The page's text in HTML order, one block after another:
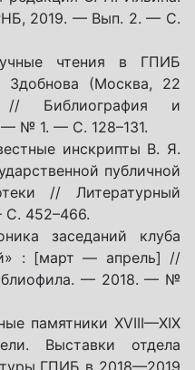
2019. — Вып. 2. — С.
чтения в ГПИБ
(Москва, 22
Библиография и
№ 1. — С. 128–131.
инскрипты В. Я.
публичной
// Литературный
452–466.
заседаний клуба
: [март — апрель] //
— 2018. — №
памятники XVIII—XIX
Выставки отдела
ГПИБ в 2018—2019